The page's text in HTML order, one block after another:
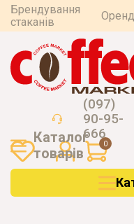
Брендування
стаканів
(097)
90-95-
666
0
Каталог
товарiв